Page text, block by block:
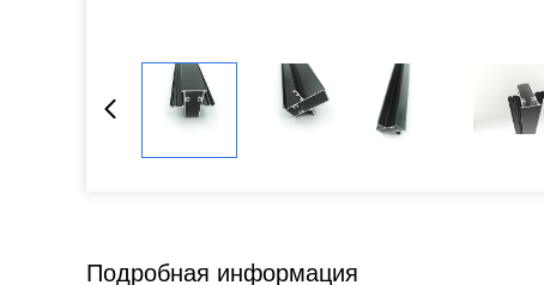
Подробная информация